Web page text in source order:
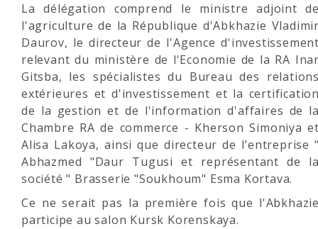
La délégation comprend le ministre adjoint
l'agriculture de la République d'Abkhazie
Daurov, le directeur de l'Agence
relevant du ministère de l'Economie de la RA
Gitsba, les spécialistes du Bureau des
extérieures et d'investissement et la
de la gestion et de l'information d'affaires de
Chambre RA de commerce - Kherson Simoniya
Alisa Lakoya, ainsi que directeur de l’entreprise
Abhazmed "Daur Tugusi et représentant de
société " Brasserie "Soukhoum" Esma Kortava.
Ce ne serait pas la première fois que
participe au salon Kursk Korenskaya.